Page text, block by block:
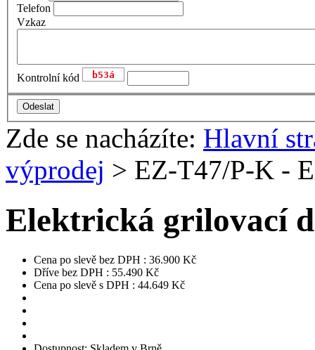
Telefon
Vzkaz
Kontrolní kód
Zde se nacházíte: Hlavní
výprodej > EZ-T47/P-K -
Elektrická grilovací
Cena po slevě bez DPH : 36.900 Kč
Dříve bez DPH : 55.490 Kč
Cena po slevě s DPH : 44.649 Kč